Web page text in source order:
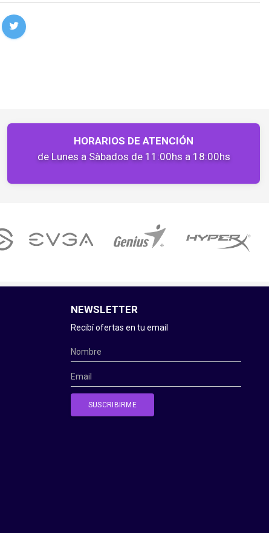
HORARIOS DE ATENCIÓN
de Lunes a Sàbados de 11:00hs a 18:00hs
NEWSLETTER
Recibí ofertas en tu email